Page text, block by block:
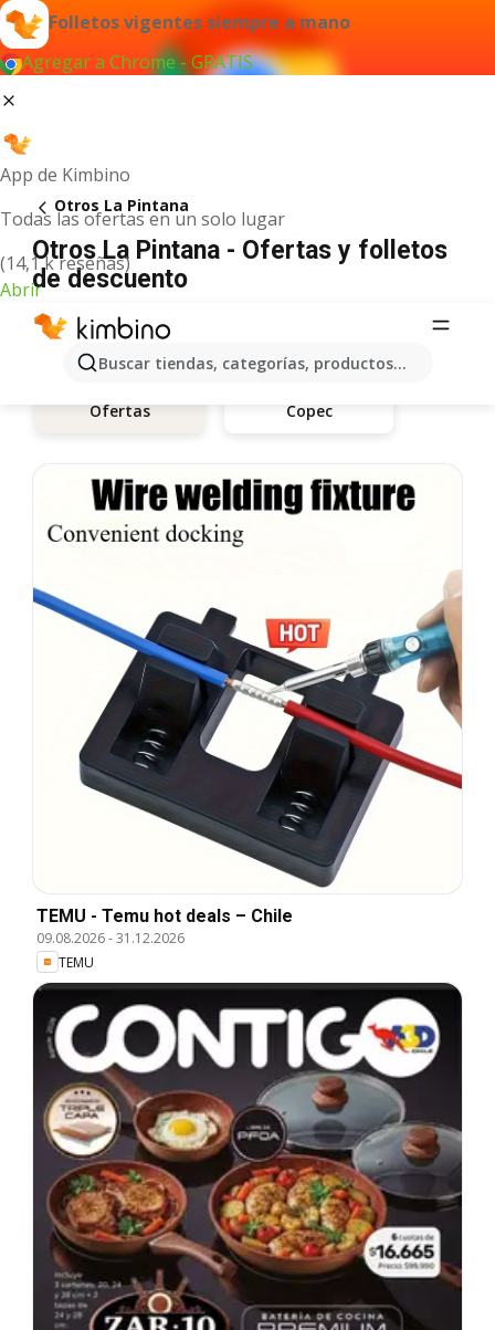
Folletos vigentes siempre a mano
Agregar a Chrome - GRATIS
App de Kimbino
Todas las ofertas en un solo lugar
(14,1 k reseñas)
Abrir
Buscar tiendas, categorías, productos...
Otros La Pintana
Otros La Pintana - Ofertas y folletos
de descuento
Ofertas Copec
TEMU - Temu hot deals – Chile
09.08.2026-31.12.2026
TEMU